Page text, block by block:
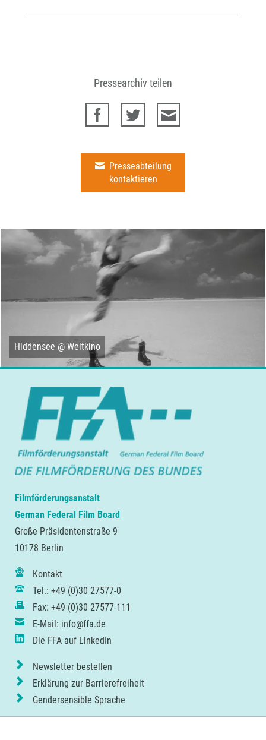
Pressearchiv teilen
Presseabteilung
kontaktieren
Hiddensee @ Weltkino
Filmförderungsanstalt
German Federal Film Board
Große Präsidentenstraße 9
10178 Berlin
Kontakt
Tel.: +49 (0)30 27577-0
Fax: +49 (0)30 27577-111
E-Mail: info@ffa.de
Die FFA auf LinkedIn
Newsletter bestellen
Erklärung zur Barrierefreiheit
Gendersensible Sprache